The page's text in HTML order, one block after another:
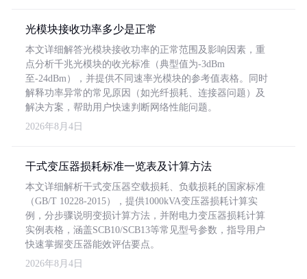
光模块接收功率多少是正常
本文详细解答光模块接收功率的正常范围及影响因素，重
点分析千兆光模块的收光标准（典型值为-3dBm
至-24dBm），并提供不同速率光模块的参考值表格。同时
解释功率异常的常见原因（如光纤损耗、连接器问题）及
解决方案，帮助用户快速判断网络性能问题。
2026年8月4日
干式变压器损耗标准一览表及计算方法
本文详细解析干式变压器空载损耗、负载损耗的国家标准
（GB/T 10228-2015），提供1000kVA变压器损耗计算实
例，分步骤说明变损计算方法，并附电力变压器损耗计算
实例表格，涵盖SCB10/SCB13等常见型号参数，指导用户
快速掌握变压器能效评估要点。
2026年8月4日